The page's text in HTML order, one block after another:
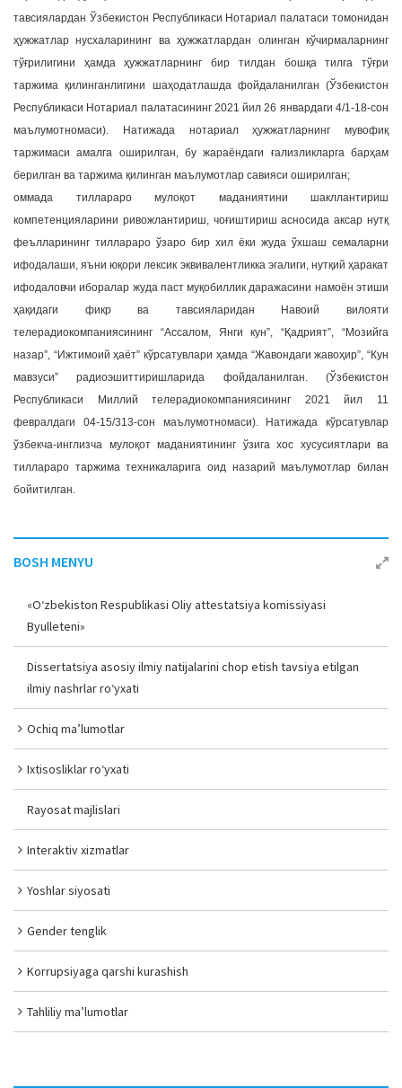
тавсиялардан Ўзбекистон Республикаси Нотариал палатаси томонидан
ҳужжатлар нусхаларининг ва ҳужжатлардан олинган кўчирмаларнинг
тўғрилигини ҳамда ҳужжатларнинг бир тилдан бошқа тилга тўғри
таржима қилинганлигини шаҳодатлашда фойдаланилган (Ўзбекистон
Республикаси Нотариал палатасининг 2021 йил 26 январдаги 4/1-18-сон
маълумотномаси). Натижада нотариал ҳужжатларнинг мувофиқ
таржимаси амалга оширилган, бу жараёндаги ғализликларга барҳам
берилган ва таржима қилинган маълумотлар савияси оширилган;
оммада тиллараро мулоқот маданиятини шакллантириш
компетенцияларини ривожлантириш, чоғиштириш асносида аксар нутқ
феълларининг тиллараро ўзаро бир хил ёки жуда ўхшаш семаларни
ифодалаши, яъни юқори лексик эквивалентликка эгалиги, нутқий ҳаракат
ифодаловчи иборалар жуда паст муқобиллик даражасини намоён этиши
ҳақидаги фикр ва тавсияларидан Навоий вилояти
телерадиокомпаниясининг “Ассалом, Янги кун”, “Қадрият”, “Мозийга
назар”, “Ижтимоий ҳаёт” кўрсатувлари ҳамда “Жавондаги жавоҳир”, “Кун
мавзуси” радиоэшиттиришларида фойдаланилган. (Ўзбекистон
Республикаси Миллий телерадиокомпаниясининг 2021 йил 11
февралдаги 04-15/313-сон маълумотномаси). Натижада кўрсатувлар
ўзбекча-инглизча мулоқот маданиятининг ўзига хос хусусиятлари ва
тиллараро таржима техникаларига оид назарий маълумотлар билан
бойитилган.
BOSH MENYU
«O‘zbekiston Respublikasi Oliy attestatsiya komissiyasi
Byulleteni»
Dissertatsiya asosiy ilmiy natijalarini chop etish tavsiya etilgan
ilmiy nashrlar ro‘yxati
Ochiq ma’lumotlar
Ixtisosliklar ro‘yxati
Rayosat majlislari
Interaktiv xizmatlar
Yoshlar siyosati
Gender tenglik
Korrupsiyaga qarshi kurashish
Tahliliy ma’lumotlar